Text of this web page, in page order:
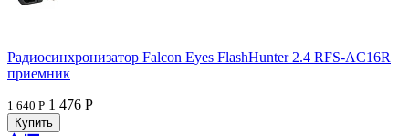
Радиосинхронизатор Falcon Eyes FlashHunter 2.4 RFS-AC16R
приемник
1 640 Р 1 476 Р